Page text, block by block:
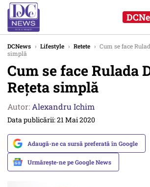
DCNews › Lifestyle › Retete › Cum se face
simplă
Cum se face Rulada
Rețeta simplă
Autor: Alexandru Ichim
Data publicării: 21 Mai 2020
Adaugă-ne ca sursă preferată în Google
Urmărește-ne pe Google News